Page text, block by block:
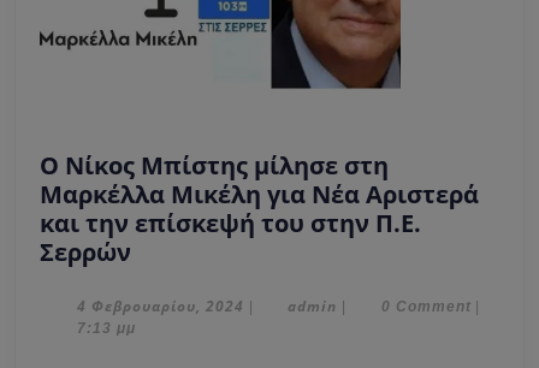
Ο Νίκος Μπίστης μίλησε στη
Μαρκέλλα Μικέλη για Νέα Αριστερά
και την επίσκεψή του στην Π.Ε.
Σερρών
Μπίστης
μίλησε
4 Φεβρουαρίου, 2024 4| admin admin
| 0 Comment |
7:13 μμ